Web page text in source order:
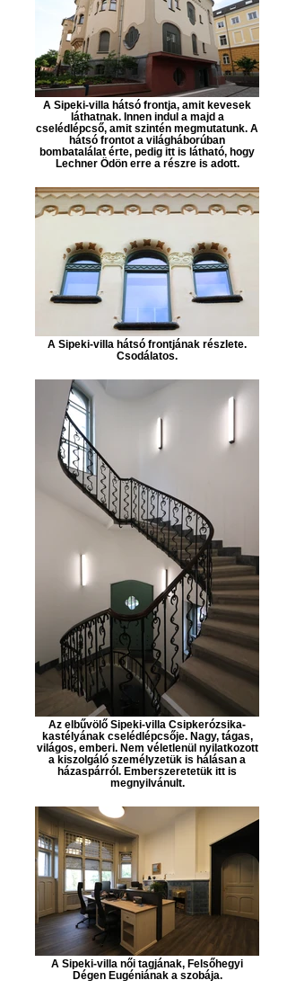
A Sipeki-villa hátsó frontja, amit kevesek
láthatnak. Innen indul a majd a
cselédlépcső, amit szintén megmutatunk. A
hátsó frontot a világháborúban
bombatalálat érte, pedig itt is látható, hogy
Lechner Ödön erre a részre is adott.
A Sipeki-villa hátsó frontjának részlete.
Csodálatos.
Az elbűvölő Sipeki-villa Csipkerózsika-
kastélyának cselédlépcsője. Nagy, tágas,
világos, emberi. Nem véletlenül nyilatkozott
a kiszolgáló személyzetük is hálásan a
házaspárról. Emberszeretetük itt is
megnyilvánult.
A Sipeki-villa női tagjának, Felsőhegyi
Dégen Eugéniának a szobája.